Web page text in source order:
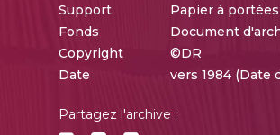
Support
Papier à portées
Fonds
Document
Copyright
©DR
Date
vers 1984 (Date
Partagez l'archive :